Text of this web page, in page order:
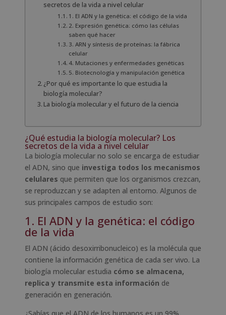
secretos de la vida a nivel celular
1. El ADN y la genética: el código de la vida
2. Expresión genética: cómo las células
saben qué hacer
3. ARN y síntesis de proteínas: la fábrica
celular
4. Mutaciones y enfermedades genéticas
5. Biotecnología y manipulación genética
¿Por qué es importante lo que estudia la
biología molecular?
La biología molecular y el futuro de la ciencia
¿Qué estudia la biología molecular? Los
secretos de la vida a nivel celular
La biología molecular no solo se encarga de estudiar
el ADN, sino que investiga todos los mecanismos
celulares que permiten que los organismos crezcan,
se reproduzcan y se adapten al entorno. Algunos de
sus principales campos de estudio son:
1. El ADN y la genética: el código
de la vida
El ADN (ácido desoxirribonucleico) es la molécula que
contiene la información genética de cada ser vivo. La
biología molecular estudia cómo se almacena,
replica y transmite esta información de
generación en generación.